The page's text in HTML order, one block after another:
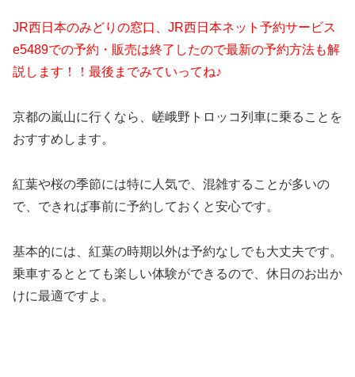
JR西日本のみどりの窓口、JR西日本ネット予約サービス
e5489での予約・販売は終了したので最新の予約方法も解
説します！！最後までみていってね♪
京都の嵐山に行くなら、嵯峨野トロッコ列車に乗ることを
おすすめします。
紅葉や桜の季節には特に人気で、混雑することが多いの
で、できれば事前に予約しておくと安心です。
基本的には、紅葉の時期以外は予約なしでも大丈夫です。
乗車するととても楽しい体験ができるので、休日のお出か
けに最適ですよ。